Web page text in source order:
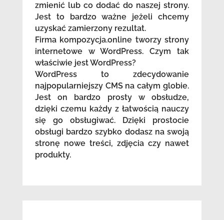
zmienić lub co dodać do naszej strony.
Jest to bardzo ważne jeżeli chcemy
uzyskać zamierzony rezultat.
Firma kompozycja.online tworzy strony
internetowe w WordPress. Czym tak
właściwie jest WordPress?
WordPress to zdecydowanie
najpopularniejszy CMS na całym globie.
Jest on bardzo prosty w obsłudze,
dzięki czemu każdy z łatwością nauczy
się go obsługiwać. Dzięki prostocie
obsługi bardzo szybko dodasz na swoją
stronę nowe treści, zdjęcia czy nawet
produkty.